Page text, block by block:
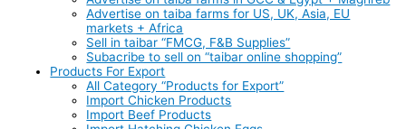
Advertise on taiba farms for US, UK, Asia, EU
markets + Africa
Sell in taibar “FMCG, F&B Supplies”
Subacribe to sell on “taibar online shopping”
Products For Export
All Category “Products for Export”
Import Chicken Products
Import Beef Products